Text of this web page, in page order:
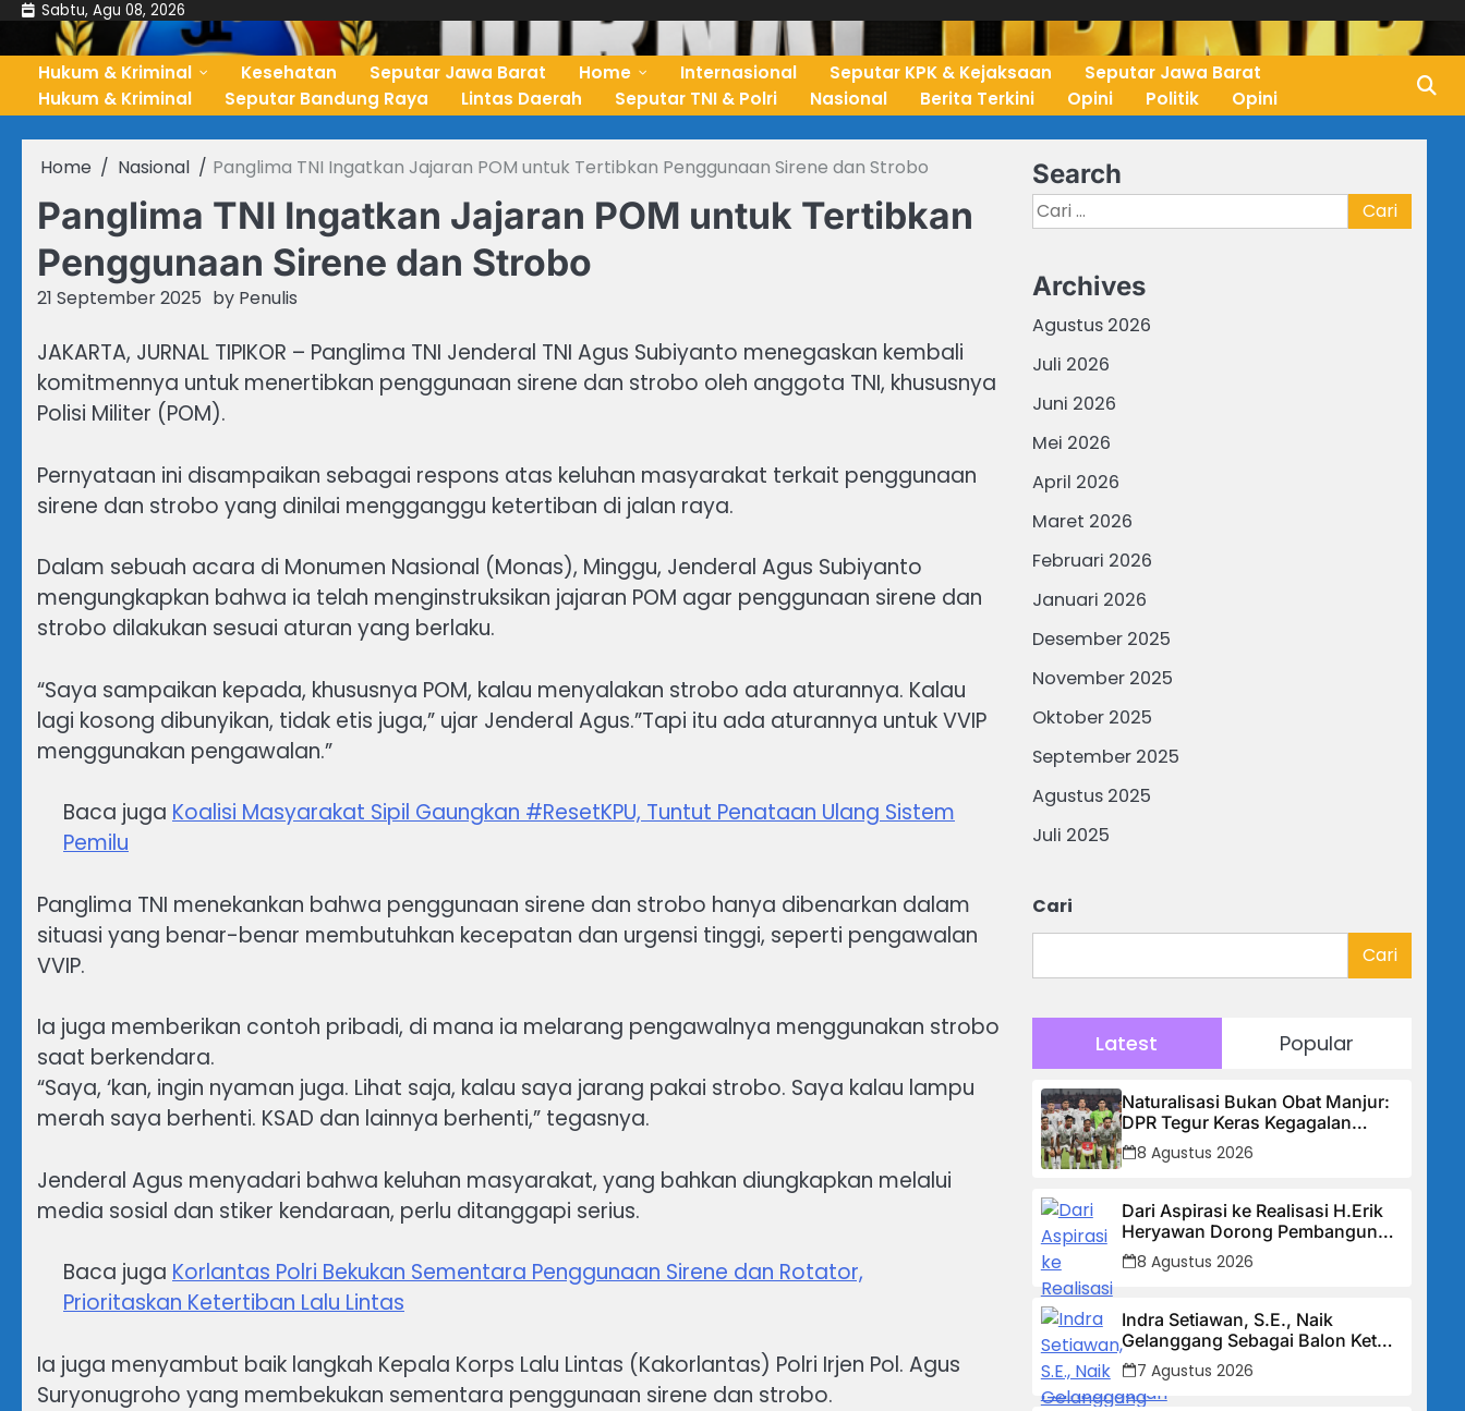
Skip
content
Sabtu, Agu 08, 2026
Hukum & Kriminal Kesehatan Seputar Jawa Barat Home Internasional Seputar KPK & Kejaksaan
Seputar Jawa Barat
Hukum & Kriminal
Seputar Bandung Raya Lintas Daerah Seputar TNI & Polri Nasional Berita Terkini Opini Politik Opini
Home Nasional Panglima TNI Ingatkan Jajaran POM untuk Tertibkan Penggunaan Sirene dan Strobo
Panglima TNI Ingatkan Jajaran POM untuk Tertibkan
Penggunaan Sirene dan Strobo
21 September 2025 by Penulis
JAKARTA, JURNAL TIPIKOR – Panglima TNI Jenderal TNI Agus Subiyanto menegaskan kembali
komitmennya untuk menertibkan penggunaan sirene dan strobo oleh anggota TNI, khususnya
Polisi Militer (POM).
Pernyataan ini disampaikan sebagai respons atas keluhan masyarakat terkait penggunaan
sirene dan strobo yang dinilai mengganggu ketertiban di jalan raya.
Dalam sebuah acara di Monumen Nasional (Monas), Minggu, Jenderal Agus Subiyanto
mengungkapkan bahwa ia telah menginstruksikan jajaran POM agar penggunaan sirene dan
strobo dilakukan sesuai aturan yang berlaku.
“Saya sampaikan kepada, khususnya POM, kalau menyalakan strobo ada aturannya. Kalau
lagi kosong dibunyikan, tidak etis juga,” ujar Jenderal Agus.”Tapi itu ada aturannya untuk VVIP
menggunakan pengawalan.”
Baca juga Koalisi Masyarakat Sipil Gaungkan #ResetKPU, Tuntut Penataan Ulang Sistem
Pemilu
Panglima TNI menekankan bahwa penggunaan sirene dan strobo hanya dibenarkan dalam
situasi yang benar-benar membutuhkan kecepatan dan urgensi tinggi, seperti pengawalan
VVIP.
Ia juga memberikan contoh pribadi, di mana ia melarang pengawalnya menggunakan strobo
saat berkendara.
“Saya, ‘kan, ingin nyaman juga. Lihat saja, kalau saya jarang pakai strobo. Saya kalau lampu
merah saya berhenti. KSAD dan lainnya berhenti,” tegasnya.
Jenderal Agus menyadari bahwa keluhan masyarakat, yang bahkan diungkapkan melalui
media sosial dan stiker kendaraan, perlu ditanggapi serius.
Baca juga Korlantas Polri Bekukan Sementara Penggunaan Sirene dan Rotator,
Prioritaskan Ketertiban Lalu Lintas
Ia juga menyambut baik langkah Kepala Korps Lalu Lintas (Kakorlantas) Polri Irjen Pol. Agus
Suryonugroho yang membekukan sementara penggunaan sirene dan strobo.
Search
Cari
untuk:
Archives
Agustus 2026
Juli 2026
Juni 2026
Mei 2026
April 2026
Maret 2026
Februari 2026
Januari 2026
Desember 2025
November 2025
Oktober 2025
September 2025
Agustus 2025
Juli 2025
Cari
Cari
Latest Popular
Naturalisasi Bukan Obat Manjur:
DPR Tegur Keras Kegagalan
Timnas, Sebut Potensi Anak
Bangsa Terabaikan Demi “Jalan
8 Agustus 2026
Dari Aspirasi ke Realisasi H.Erik
Heryawan Dorong Pembangunan
Infrastruktur Jalan Cikalong
Bunder
8 Agustus 2026
Indra Setiawan, S.E., Naik
Gelanggang Sebagai Balon Ketua
DPK KNPI Kecamatan Ciambar
7 Agustus 2026